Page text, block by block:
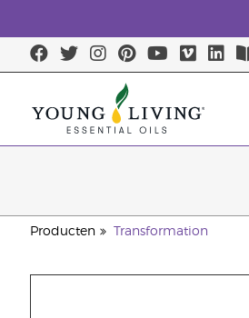
Producten Transformation